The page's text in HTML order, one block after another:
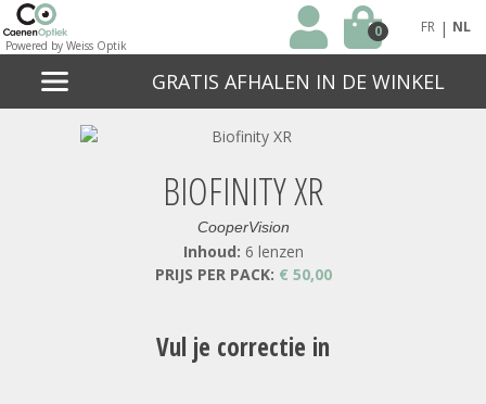
Powered by Weiss Optik
0 FR | NL
GRATIS AFHALEN IN DE WINKEL
BIOFINITY XR
CooperVision
Inhoud: 6 lenzen
PRIJS PER PACK: € 50,00
Vul je correctie in